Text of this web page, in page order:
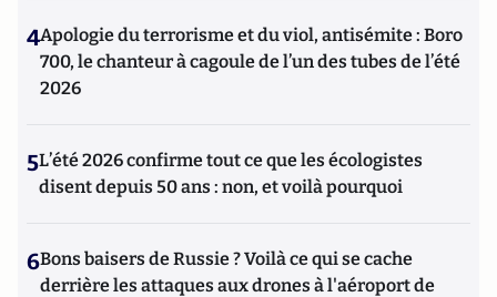
4Apologie du terrorisme et du viol, antisémite : Boro
700, le chanteur à cagoule de l’un des tubes de l’été
2026
5L’été 2026 confirme tout ce que les écologistes
disent depuis 50 ans : non, et voilà pourquoi
6Bons baisers de Russie ? Voilà ce qui se cache
derrière les attaques aux drones à l'aéroport de